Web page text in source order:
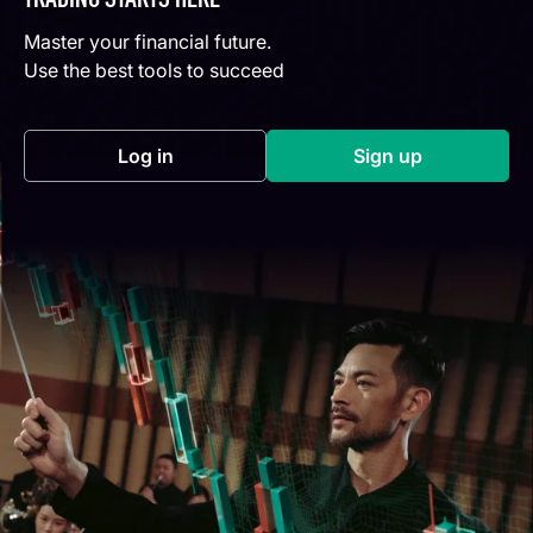
Master your financial future.
Use the best tools to succeed
Log in(opens in a new tab) Sign up(opens in a